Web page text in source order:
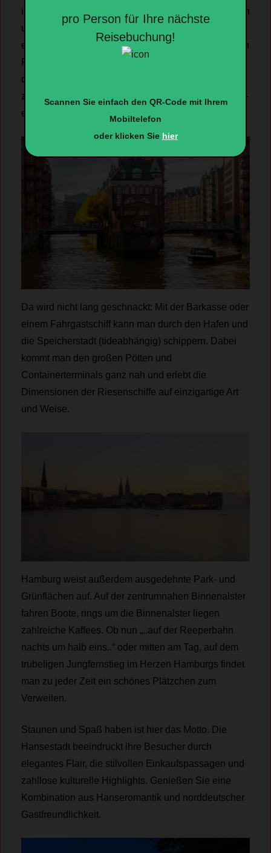
imposanten roten Backsteingebäude, die von Fleeten
und Brücken durchzogen werden, schaffen eine
einzigartige Kulisse und gehören zu den beliebtesten
Fotomotiven Hamburgs. In der Speicherstadt geht es
durch Hamburgs Weltkulturerbe und den größten
zusammenhängenden Lagerhauskomplex der Welt –
eine beeindruckende Kulisse.
Da wird nicht lang geschnackt: Mit der Barkasse oder
einem Fahrgastschiff kann man durch den Hafen und
die Speicherstadt (tideabhängig) schippern. Dabei
kommt man den großen Pötten und
Containerterminals ganz nah und erlebt die
Dimensionen der Riesenschiffe auf einzigartige Art
und Weise.
Hamburg weist außerdem ausgedehnte Park- und
Grünflächen auf. Auf der zentrumnahen Binnenalster
fahren Boote, rings um die Binnenalster liegen
zahlreiche Kaffees. Ob nun „..auf der Reeperbahn
nachts um halb eins..“ oder mitten am Tag, auf dem
trubeligen Jungfernstieg im Herzen Hamburgs findet
man zu jeder Zeit ein schönes Plätzchen zum
Verweilen.
Staunen und Spaß haben ist hier das Motto. Die
Hansestadt beeindruckt ihre Besucher durch
elegantes Flair, die stilvollen Einkaufspassagen und
zahllose kulturelle Highlights. Genießen Sie eine
Kombination aus Hanseromantik und norddeutscher
Gastfreundlichkeit.
pro Person für Ihre nächste
Reisebuchung!
Scannen Sie einfach den QR-Code mit Ihrem
Mobiltelefon
oder klicken Sie hier